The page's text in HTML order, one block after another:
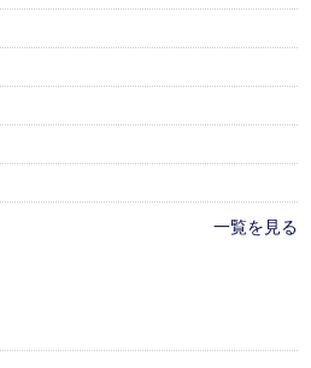
一覧を見る